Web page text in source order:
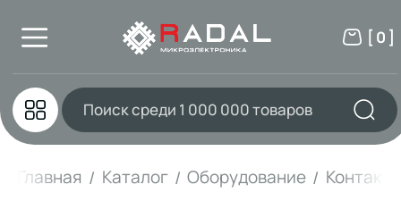
[ 0 ]
Главная Каталог Оборудование